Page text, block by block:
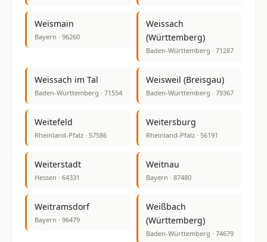
Weismain
Bayern · 96260
Weissach
(Württemberg)
Baden-Württemberg · 71287
Weissach im Tal
Baden-Württemberg · 71554
Weisweil (Breisgau)
Baden-Württemberg · 79367
Weitefeld
Rheinland-Pfalz · 57586
Weitersburg
Rheinland-Pfalz · 56191
Weiterstadt
Hessen · 64331
Weitnau
Bayern · 87480
Weitramsdorf
Bayern · 96479
Weißbach
(Württemberg)
Baden-Württemberg · 74679